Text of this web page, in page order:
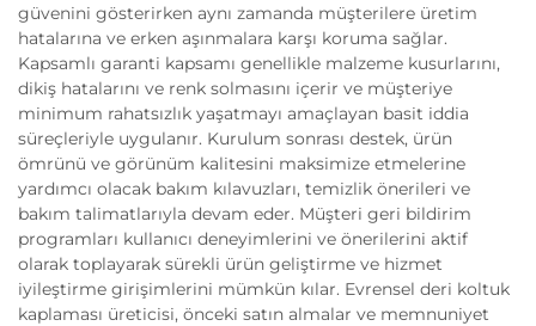
güvenini gösterirken aynı zamanda müşterilere üretim
hatalarına ve erken aşınmalara karşı koruma sağlar.
Kapsamlı garanti kapsamı genellikle malzeme kusurlarını,
dikiş hatalarını ve renk solmasını içerir ve müşteriye
minimum rahatsızlık yaşatmayı amaçlayan basit iddia
süreçleriyle uygulanır. Kurulum sonrası destek, ürün
ömrünü ve görünüm kalitesini maksimize etmelerine
yardımcı olacak bakım kılavuzları, temizlik önerileri ve
bakım talimatlarıyla devam eder. Müşteri geri bildirim
programları kullanıcı deneyimlerini ve önerilerini aktif
olarak toplayarak sürekli ürün geliştirme ve hizmet
iyileştirme girişimlerini mümkün kılar. Evrensel deri koltuk
kaplaması üreticisi, önceki satın almalar ve memnuniyet